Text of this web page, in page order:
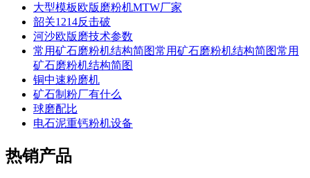
大型模板欧版磨粉机MTW厂家
韶关1214反击破
河沙欧版磨技术参数
常用矿石磨粉机结构简图常用矿石磨粉机结构简图常用
矿石磨粉机结构简图
铜中速粉磨机
矿石制粉厂有什么
球磨配比
电石泥重钙粉机设备
热销产品